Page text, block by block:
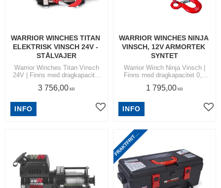
WARRIOR WINCHES TITAN
ELEKTRISK VINSCH 24V -
STÅLVAJER
Warrior Winches Titan Vinsch
24V | Finns med dragkapacitet
3 756,00 KR
Lägg till i favoriter
INFO
WARRIOR WINCHES NINJA
VINSCH, 12V ARMORTEK
SYNTET
Warrior Winch Ninja Vinsch |
Finns med dragkapacitet 0,9
1 795,00 KR
INFO
F
R
A
K
T
F
R
I
T
T
I
N
O
M
S
V
E
R
I
G
E